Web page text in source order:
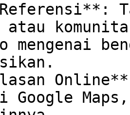
atau
mengenai
Google